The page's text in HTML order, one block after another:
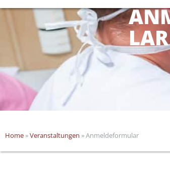
LAR
Home»Veranstaltungen » Anmeldeformular